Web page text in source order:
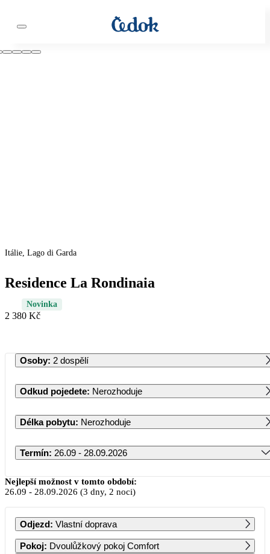
Itálie, Lago di Garda
Residence La Rondinaia
Novinka
2 380 Kč
Osoby: 2 dospělí
Odkud pojedete: Nerozhoduje
Délka pobytu: Nerozhoduje
Termín: 26.09 - 28.09.2026
Září 2026
PO ÚT ST ČT PÁ SO NE
1
3 320
2
3 320
3
3 320
4 5 6
Nejlepší možnost v tomto období:
26.09 - 28.09.2026 (3 dny, 2 noci)
Odjezd: Vlastní doprava
Pokoj: Dvoulůžkový pokoj Comfort